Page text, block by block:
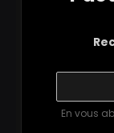
En vous